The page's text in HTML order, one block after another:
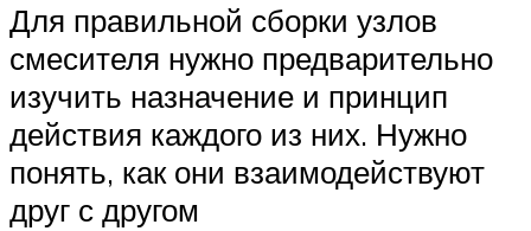
Для правильной сборки узлов
смесителя нужно предварительно
изучить назначение и принцип
действия каждого из них. Нужно
понять, как они взаимодействуют
друг с другом